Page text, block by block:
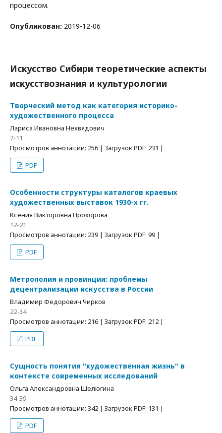
процессом.
Опубликован: 2019-12-06
Искусство Сибири теоретические аспекты
искусствознания и культурологии
Творческий метод как категория историко-
художественного процесса
Лариса Ивановна Нехвядович
7-11
Просмотров аннотации: 256 | Загрузок PDF: 231 |
PDF
Особенности структуры каталогов краевых
художественных выставок 1930-х гг.
Ксения Викторовна Прохорова
12-21
Просмотров аннотации: 239 | Загрузок PDF: 99 |
PDF
Метрополия и провинции: проблемы
децентрализации искусства в России
Владимир Федорович Чирков
22-34
Просмотров аннотации: 216 | Загрузок PDF: 212 |
PDF
Сущность понятия "художественная жизнь" в
контексте современных исследований
Ольга Александровна Шелюгина
34-39
Просмотров аннотации: 342 | Загрузок PDF: 131 |
PDF